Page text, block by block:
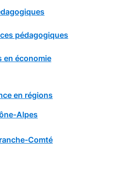
pédagogiques
en économie
en régions
Alpes
Comté